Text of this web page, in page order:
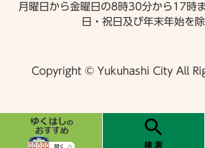
月曜日から金曜日の8時30分から17時
日・祝日及び年末年始を除
Copyright © Yukuhashi City All